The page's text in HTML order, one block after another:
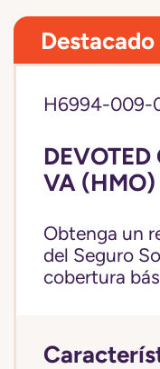
Destacado
H6994-009-
VA (HMO)
Obtenga un
del Seguro
cobertura